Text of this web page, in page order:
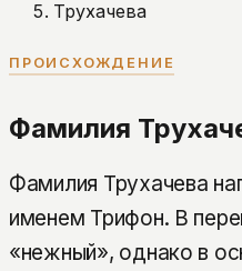
Трухачева
ПРОИСХОЖДЕНИЕ
Фамилия
Фамилия Трухачева
именем Трифон. В
«нежный», однако в